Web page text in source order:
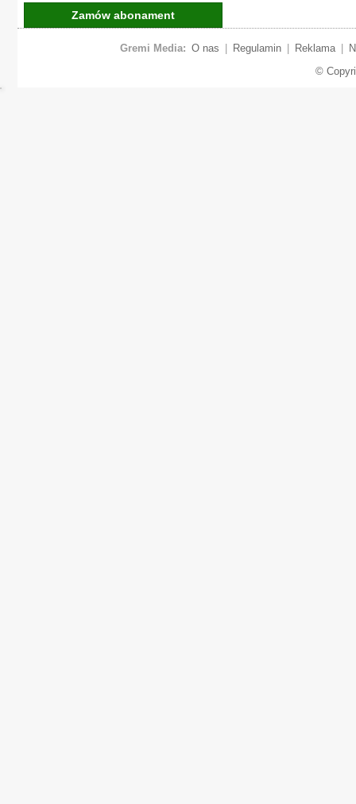
Zamów abonament
Gremi Media: O nas Regulamin Reklama
©